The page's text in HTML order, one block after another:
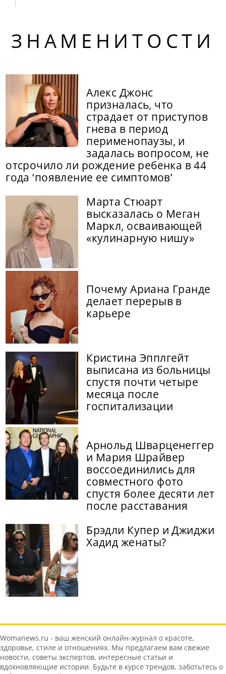
ЗНАМЕНИТОСТИ
Алекс Джонс
призналась, что
страдает от приступов
гнева в период
перименопаузы, и
задалась вопросом, не
отсрочило ли рождение ребенка в 44
года ‘появление ее симптомов’
Марта Стюарт
высказалась о Меган
Маркл, осваивающей
«кулинарную нишу»
Почему Ариана Гранде
делает перерыв в
карьере
Кристина Эпплгейт
выписана из больницы
спустя почти четыре
месяца после
госпитализации
Арнольд Шварценеггер
и Мария Шрайвер
воссоединились для
совместного фото
спустя более десяти лет
после расставания
Брэдли Купер и Джиджи
Хадид женаты?
Womanews.ru - ваш женский онлайн-журнал о красоте,
здоровье, стиле и отношениях. Мы предлагаем вам свежие
новости, советы экспертов, интересные статьи и
вдохновляющие истории. Будьте в курсе трендов, заботьтесь о